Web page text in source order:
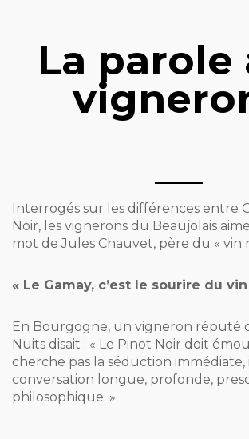
La parole
Interrogés sur les différences entre
Noir, les vignerons du Beaujolais
mot de Jules Chauvet, père du « vin
« Le Gamay, c’est le sourire du
En Bourgogne, un vigneron réputé
Nuits disait : « Le Pinot Noir doit
cherche pas la séduction
conversation longue, profonde,
philosophique. »